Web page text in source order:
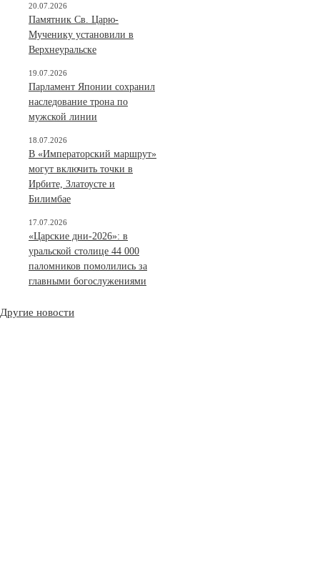
Памятник Св. Царю-
Мученику установили в
Верхнеуральске
20.07.2026
Парламент Японии сохранил
наследование трона по
мужской линии
19.07.2026
В «Императорский маршрут»
могут включить точки в
Ирбите, Златоусте и
Билимбае
18.07.2026
«Царские дни-2026»: в
уральской столице 44 000
паломников помолились за
главными богослужениями
17.07.2026
Другие новости